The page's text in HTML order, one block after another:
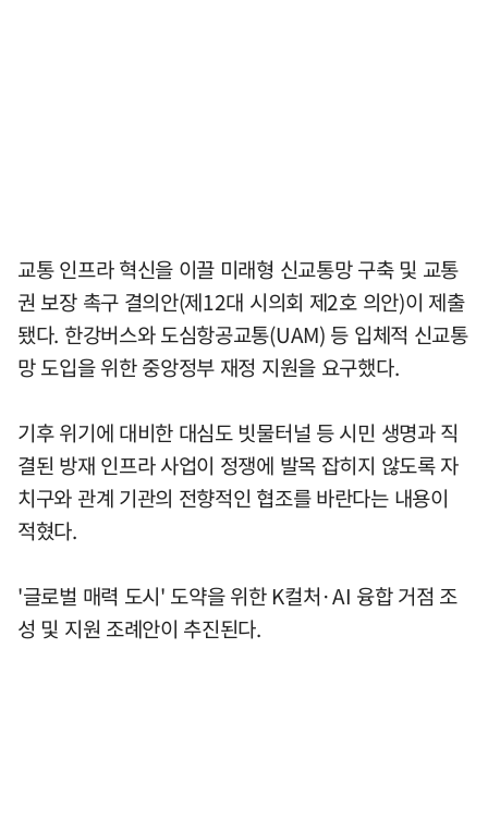
교통 인프라 혁신을 이끌 미래형 신교통망 구축 및 교통
권 보장 촉구 결의안(제12대 시의회 제2호 의안)이 제출
됐다. 한강버스와 도심항공교통(UAM) 등 입체적 신교통
망 도입을 위한 중앙정부 재정 지원을 요구했다.
기후 위기에 대비한 대심도 빗물터널 등 시민 생명과 직
결된 방재 인프라 사업이 정쟁에 발목 잡히지 않도록 자
치구와 관계 기관의 전향적인 협조를 바란다는 내용이
적혔다.
'글로벌 매력 도시' 도약을 위한 K컬처·AI 융합 거점 조
성 및 지원 조례안이 추진된다.